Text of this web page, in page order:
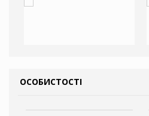
ОСОБИСТОСТІ